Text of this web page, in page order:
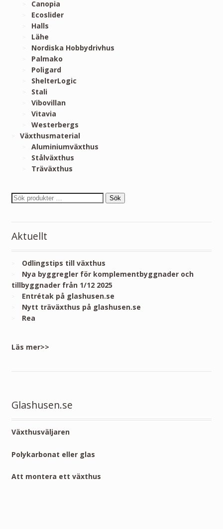
Canopia
Ecoslider
Halls
Lähe
Nordiska Hobbydrivhus
Palmako
Poligard
ShelterLogic
Stali
Vibovillan
Vitavia
Westerbergs
Växthusmaterial
Aluminiumväxthus
Stålväxthus
Träväxthus
Sök
Aktuellt
Odlingstips till växthus
Nya byggregler för komplementbyggnader och
tillbyggnader från 1/12 2025
Entrétak på glashusen.se
Nytt träväxthus på glashusen.se
Rea
Läs mer>>
Glashusen.se
Växthusväljaren
Polykarbonat eller glas
Att montera ett växthus